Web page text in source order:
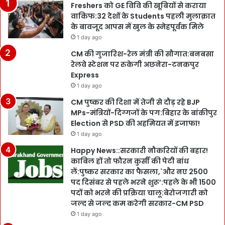
Freshers को GE विवि की खूबियों से कराया
वाकिफ:32 देशों के Students पहली मुलाक़ात
के बावजूद आपस में खुल के स्नेहपूर्वक मिले
1 day ago
CM की गुजारिश-रेल मंत्री की सौगात:बनबसा
रेलवे स्टेशन पर रुकेगी अछनेरा-टनकपुर
Express
1 day ago
CM पुष्कर की दिशा में तेजी से दौड़ रहे BJP
MPs-मंत्रियों-दिग्गजों के पग:बिहार के बांकीपुर
Election से PSD की अहमियत में इजाफा!
1 day ago
Happy News::सरकारी नौकरियों की बहार!
काबिल हों तो फौरन कुर्सी की पेटी बांध
लें:पुष्कर सरकार का फैसला,`और नए 2500
पद दिसंबर से पहले भरने शुरू’:पहले के भी 1500
पदों को भरने की प्रक्रिया चालू:बेरोजगारी को
जल्द से जल्द कम करेगी सरकार-CM PSD
1 day ago